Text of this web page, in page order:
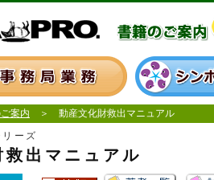
案内 ＞ 動産文化財救出マニュアル
リーズ
救出マニュアル